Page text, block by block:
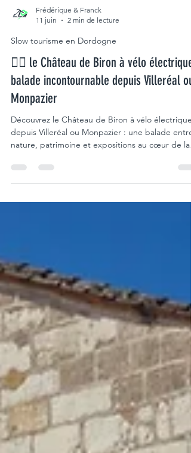
11 juin
2 min de lecture
Slow tourisme en Dordogne
🚴‍♂️ le Château de Biron à vélo électrique :
balade incontournable depuis Villeréal ou
Monpazier
Découvrez le Château de Biron à vélo électrique
depuis Villeréal ou Monpazier : une balade entre
nature, patrimoine et expositions au cœur de la